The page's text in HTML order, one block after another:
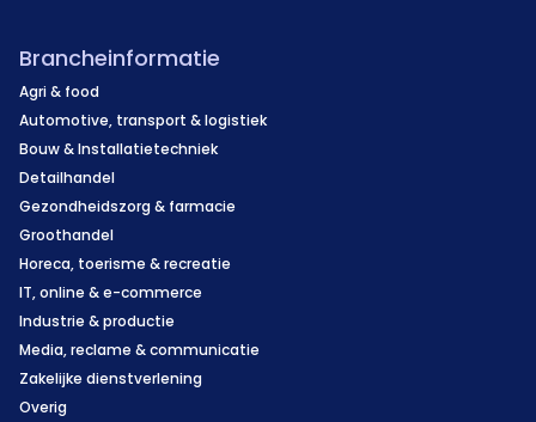
Brancheinformatie
Agri & food
Automotive, transport & logistiek
Bouw & Installatietechniek
Detailhandel
Gezondheidszorg & farmacie
Groothandel
Horeca, toerisme & recreatie
IT, online & e-commerce
Industrie & productie
Media, reclame & communicatie
Zakelijke dienstverlening
Overig